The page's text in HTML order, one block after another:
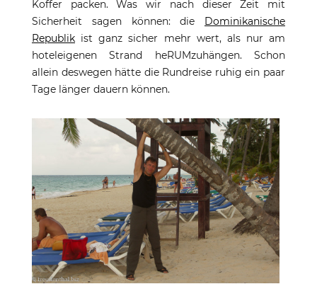
Koffer packen. Was wir nach dieser Zeit mit
Sicherheit sagen können: die Dominikanische
Republik ist ganz sicher mehr wert, als nur am
hoteleigenen Strand heRUMzuhängen. Schon
allein deswegen hätte die Rundreise ruhig ein paar
Tage länger dauern können.